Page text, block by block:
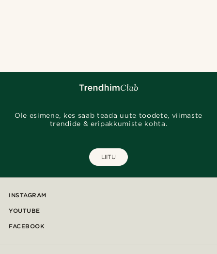
Ole esimene, kes saab teada uute toodete, viimaste
trendide & eripakkumiste kohta.
LIITU
INSTAGRAM
YOUTUBE
FACEBOOK